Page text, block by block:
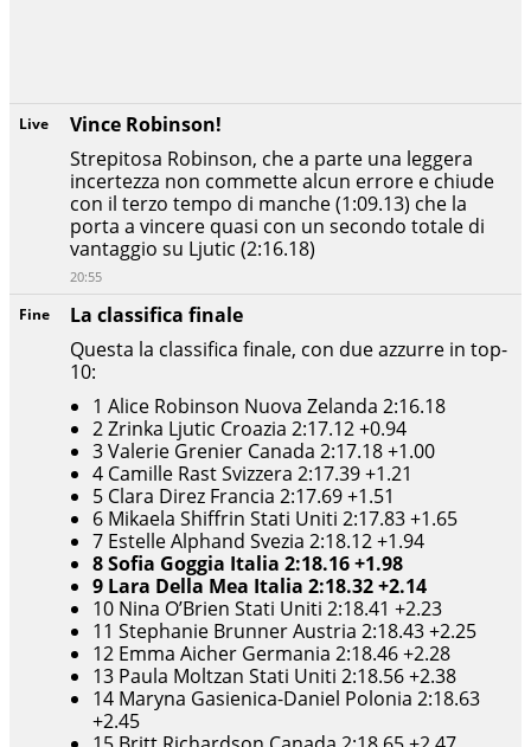
Fine
La classifica finale
Questa la classifica finale, con due azzurre in top-
10:
1 Alice Robinson Nuova Zelanda 2:16.18
2 Zrinka Ljutic Croazia 2:17.12 +0.94
3 Valerie Grenier Canada 2:17.18 +1.00
4 Camille Rast Svizzera 2:17.39 +1.21
5 Clara Direz Francia 2:17.69 +1.51
6 Mikaela Shiffrin Stati Uniti 2:17.83 +1.65
7 Estelle Alphand Svezia 2:18.12 +1.94
8 Sofia Goggia Italia 2:18.16 +1.98
9 Lara Della Mea Italia 2:18.32 +2.14
10 Nina O’Brien Stati Uniti 2:18.41 +2.23
11 Stephanie Brunner Austria 2:18.43 +2.25
12 Emma Aicher Germania 2:18.46 +2.28
13 Paula Moltzan Stati Uniti 2:18.56 +2.38
14 Maryna Gasienica-Daniel Polonia 2:18.63
+2.45
Live
Vince Robinson!
Strepitosa Robinson, che a parte una leggera
incertezza non commette alcun errore e chiude
con il terzo tempo di manche (1:09.13) che la
porta a vincere quasi con un secondo totale di
vantaggio su Ljutic (2:16.18)
20:55